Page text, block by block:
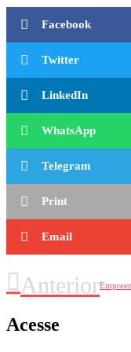
Facebook
Twitter
LinkedIn
WhatsApp
Telegram
Print
Email
Anterior
Acesse